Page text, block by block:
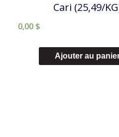
Cari (25,49/
0,00 $
Ajouter au